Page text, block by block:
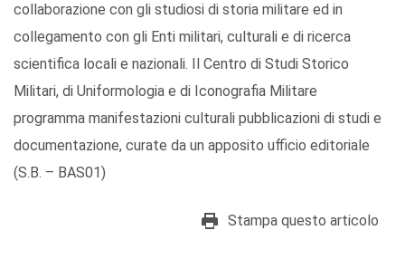
collaborazione con gli studiosi di storia militare ed in
collegamento con gli Enti militari, culturali e di ricerca
scientifica locali e nazionali. Il Centro di Studi Storico
Militari, di Uniformologia e di Iconografia Militare
programma manifestazioni culturali pubblicazioni di studi e
documentazione, curate da un apposito ufficio editoriale
(S.B. – BAS01)
Stampa questo articolo